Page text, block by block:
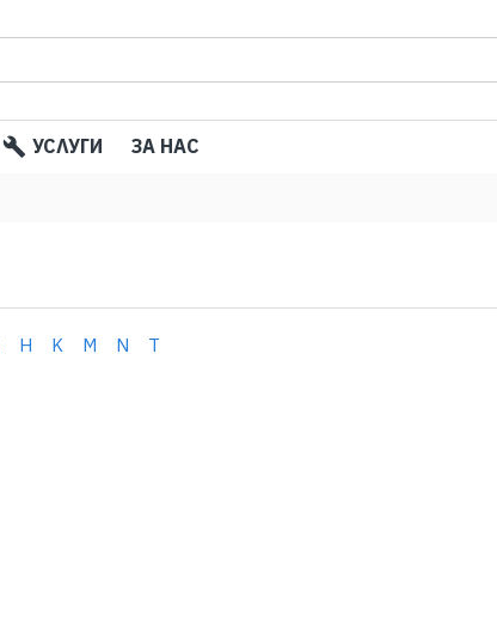
УСЛУГИ ЗА НАС
H K M N T